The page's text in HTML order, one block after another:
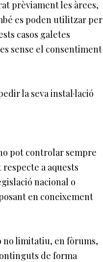
prèviament les àrees,
es poden utilitzar per
casos galetes
sense el consentiment
la seva instal·lació
pot controlar sempre
a aquests
nacional o
en coneixement
no limitatiu, en fòrums,
de forma